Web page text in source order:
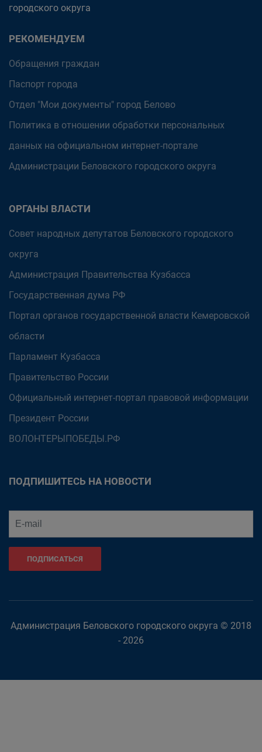
городского округа
РЕКОМЕНДУЕМ
Обращения граждан
Паспорт города
Отдел "Мои документы" город Белово
Политика в отношении обработки персональных
данных на официальном интернет-портале
Администрации Беловского городского округа
ОРГАНЫ ВЛАСТИ
Совет народных депутатов Беловского городского
округа
Администрация Правительства Кузбасса
Государственная дума РФ
Портал органов государственной власти Кемеровской
области
Парламент Кузбасса
Правительство России
Официальный интернет-портал правовой информации
Президент России
ВОЛОНТЕРЫПОБЕДЫ.РФ
ПОДПИШИТЕСЬ НА НОВОСТИ
ПОДПИСАТЬСЯ
Администрация Беловского городского округа © 2018
- 2026